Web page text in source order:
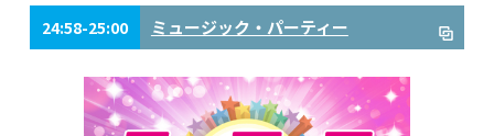
24:58-25:00 ミュージック・パーティー